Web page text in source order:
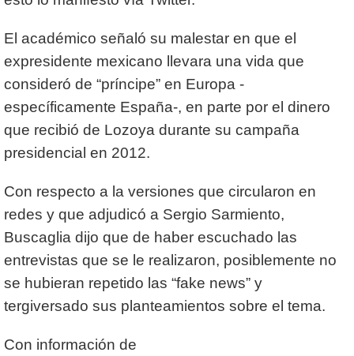
El académico señaló su malestar en que el
expresidente mexicano llevara una vida que
consideró de “príncipe” en Europa -
específicamente España-, en parte por el dinero
que recibió de Lozoya durante su campaña
presidencial en 2012.
Con respecto a la versiones que circularon en
redes y que adjudicó a Sergio Sarmiento,
Buscaglia dijo que de haber escuchado las
entrevistas que se le realizaron, posiblemente no
se hubieran repetido las “fake news” y
tergiversado sus planteamientos sobre el tema.
Con información de